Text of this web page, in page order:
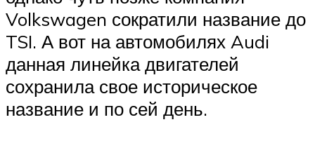
Volkswagen сократили название до
TSI. А вот на автомобилях Audi
данная линейка двигателей
сохранила свое историческое
название и по сей день.